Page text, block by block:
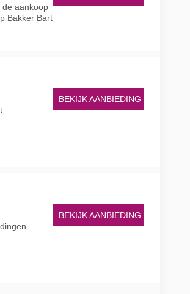
de aankoop
Bakker Bart
BEKIJK AANBIEDING
BEKIJK AANBIEDING